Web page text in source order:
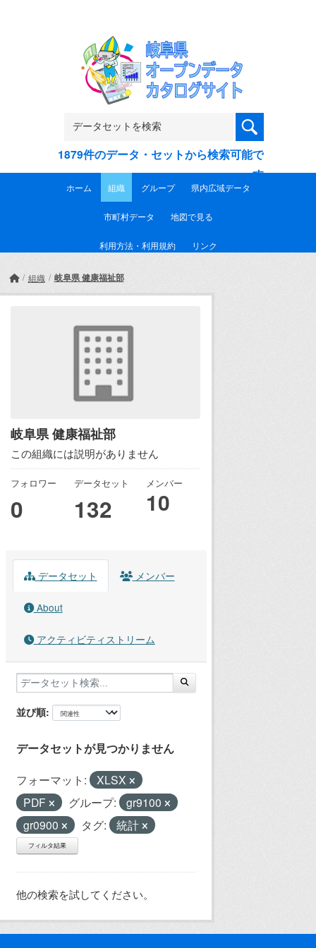
1879件のデータ・セットから検索可能で
す
ホーム 組織 グループ 県内広域データ
市町村データ 地図で見る
利用方法・利用規約 リンク
組織 岐阜県 健康福祉部
岐阜県 健康福祉部
この組織には説明がありません
フォロワー
0
データセット
132
メンバー
10
データセット メンバー
About
アクティビティストリーム
並び順
データセットが見つかりません
フォーマット:
XLSX
PDF
グループ:
gr9100
gr0900
タグ: 統計
フィルタ結果
他の検索を試してください。